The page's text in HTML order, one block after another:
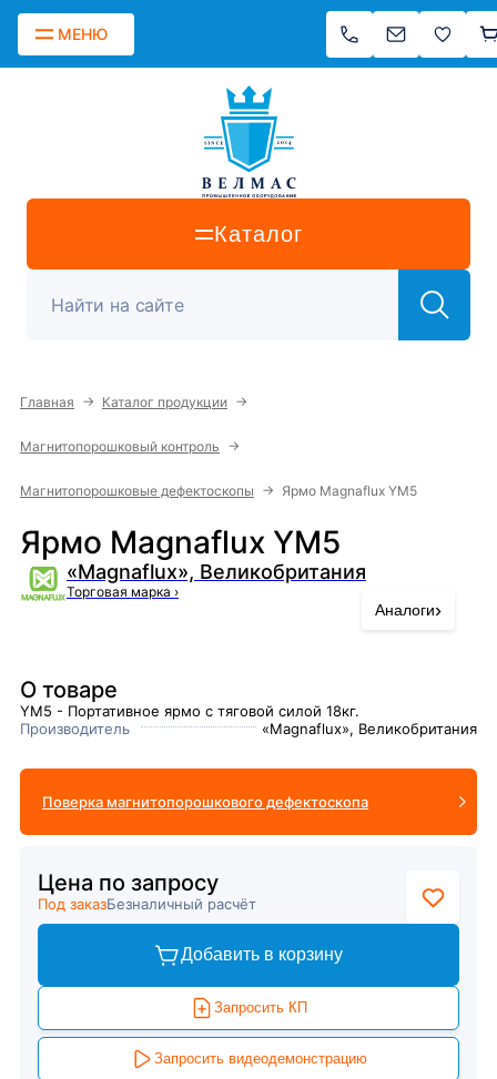
МЕНЮ
Каталог
Главная → Каталог продукции →
Магнитопорошковый контроль →
Магнитопорошковые дефектоскопы → Ярмо Magnaflux YM5
Ярмо Magnaflux YM5
«Magnaflux», Великобритания
Торговая марка ›
Аналоги›
О товаре
YM5 - Портативное ярмо с тяговой силой 18кг.
Производитель
«Magnaflux», Великобритания
Поверка магнитопорошкового дефектоскопа
Цена по запросу
Под заказБезналичный расчёт
Добавить в корзину
Запросить КП
Запросить видеодемонстрацию